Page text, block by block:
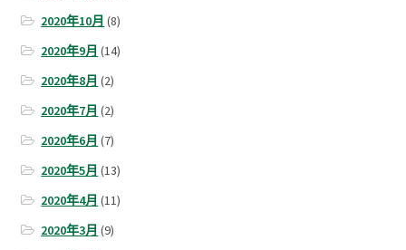
2020年10月 (8)
2020年9月 (14)
2020年8月 (2)
2020年7月 (2)
2020年6月 (7)
2020年5月 (13)
2020年4月 (11)
2020年3月 (9)